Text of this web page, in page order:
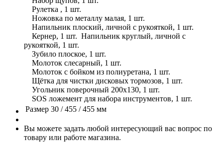
Рулетка , 1 шт.
Ножовка по металлу малая, 1 шт.
Напильник плоский, личной с рукояткой, 1 шт.
Кернер, 1 шт. Напильник круглый, личной с
рукояткой, 1 шт.
Зубило плоское, 1 шт.
Молоток слесарный, 1 шт.
Молоток с бойком из полиуретана, 1 шт.
Щётка для чистки дисковых тормозов, 1 шт.
Угольник поверочный 200х130, 1 шт.
SOS ложемент для набора инструментов, 1 шт.
Размер 30 / 455 / 455 мм
Вы можете задать любой интересующий вас вопрос по
товару или работе магазина.